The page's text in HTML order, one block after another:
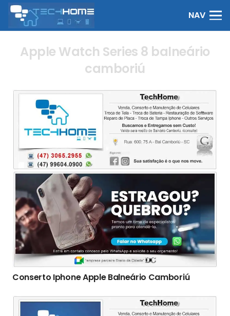
NAV
Apple Watch Series 8 balneário
camboriú
Conserto Iphone Apple Balneário Camboriú